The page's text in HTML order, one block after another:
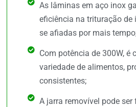
As lâminas em aço inox
eficiência na trituração de
se afiadas por mais
Com potência de 300W, é
variedade de alimentos,
consistentes;
A jarra removível pode